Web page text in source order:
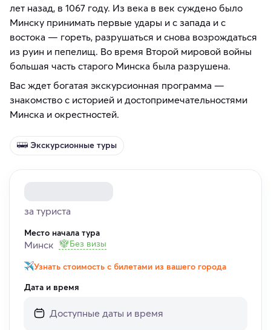
лет назад, в 1067 году. Из века в век суждено было
Минску принимать первые удары и с запада и с
востока — гореть, разрушаться и снова возрождаться
из руин и пепелищ. Во время Второй мировой войны
большая часть старого Минска была разрушена.
Вас ждет богатая экскурсионная программа —
знакомство с историей и достопримечательностями
Минска и окрестностей.
Экскурсионные туры
за туриста
Место начала тура
Минск Без визы
Узнать стоимость с билетами из вашего города
Дата и время